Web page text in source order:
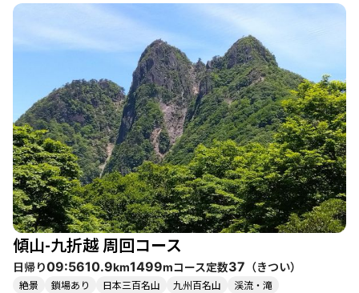
のりを「酷道」と表現し、長時間の運転に苦労した様子が伺えま
でも楽しめる部分がありますが、千間山から傾山への急登は健脚
者向けです。山頂では、素晴らしい眺望が広がり、特に祖母山や
くじゅう連山の景色は圧巻です。登山者たちは、山頂での開放感
や達成感を味わい、時には貸し切りの静けさを楽しむこともでき
るようです。 季節によっては、ミツバツツジや霧氷などの美しい
自然も楽しめ、特に春には新緑が映えます。ただし、冬季には雪
が残ることもあり、装備には注意が必要です。登山後は、日之影
温泉でのリフレッシュや、青雲橋レストランでの美味しい食事も
楽しめるため、登山と合わせて周辺の観光もおすすめです。 傾山
は、登山者同士の交流も楽しめる賑やかな山であり、特に週末に
は多くの登山者が訪れます。整備された登山道と美しい景観が魅
力の傾山は、ぜひ訪れてみたいスポットです。
傾山-九折越 周回コース
日帰り09:5610.9km1499mコース定数37 （きつい）
絶景 鎖場あり 日本三百名山 九州百名山 渓流・滝